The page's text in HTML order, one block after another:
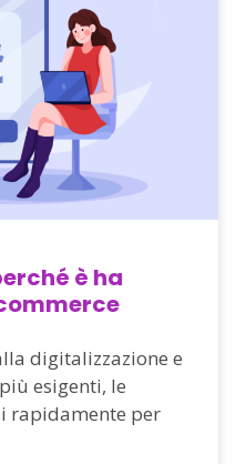
è ha
digitalizzazione e
esigenti, le
rapidamente per